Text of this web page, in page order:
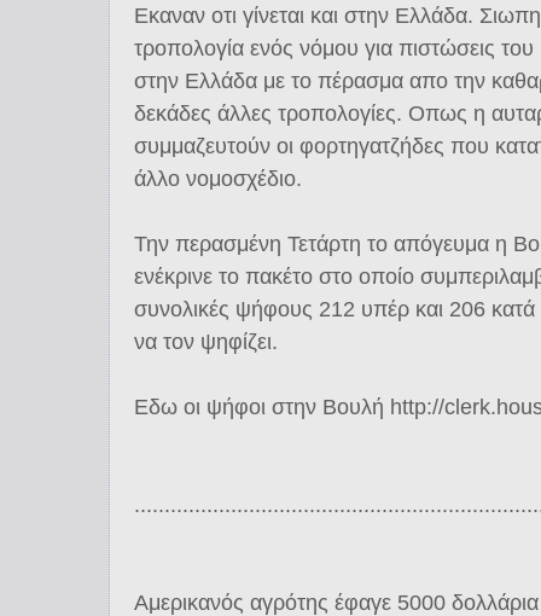
Εκαναν οτι γίνεται και στην Ελλάδα.
τροπολογία ενός νόμου για πιστώσεις
στην Ελλάδα με το πέρασμα απο την
δεκάδες άλλες τροπολογίες. Οπως η
συμμαζευτούν οι φορτηγατζήδες που
άλλο νομοσχέδιο.
Την περασμένη Τετάρτη το απόγευμα η
ενέκρινε το πακέτο στο οποίο
συνολικές ψήφους 212 υπέρ και 206
να τον ψηφίζει.
Εδω οι ψήφοι στην Βουλή http://
Αμερικανός αγρότης έφαγε 5000